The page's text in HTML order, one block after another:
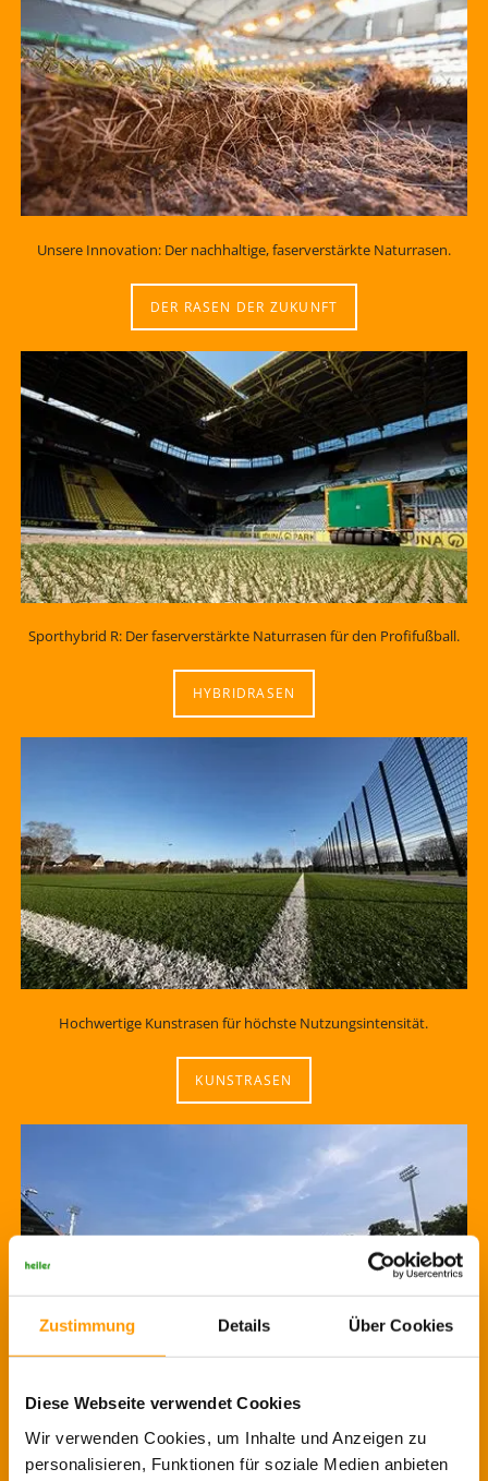
Zustimmung Details Über Cookies
Diese Webseite verwendet Cookies
Wir verwenden Cookies, um Inhalte und Anzeigen zu
personalisieren, Funktionen für soziale Medien anbieten
Unsere Innovation: Der nachhaltige, faserverstärkte Naturrasen.
DER RASEN DER ZUKUNFT
Sporthybrid R: Der faserverstärkte Naturrasen für den Profifußball.
HYBRIDRASEN
Hochwertige Kunstrasen für höchste Nutzungsintensität.
KUNSTRASEN
Zurück zu den Wurzeln: Bester Naturrasen für hochklassigen Fußball.
NATURRASEN